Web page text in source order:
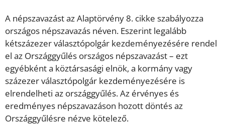
A népszavazást az Alaptörvény 8. cikke szabályozza
országos népszavazás néven. Eszerint legalább
kétszázezer választópolgár kezdeményezésére rendel
el az Országgyűlés országos népszavazást – ezt
egyébként a köztársasági elnök, a kormány vagy
százezer választópolgár kezdeményezésére is
elrendelheti az országgyűlés. Az érvényes és
eredményes népszavazáson hozott döntés az
Országgyűlésre nézve kötelező.